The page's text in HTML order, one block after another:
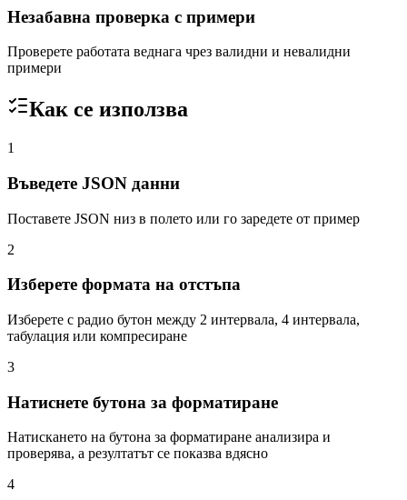
Незабавна проверка с примери
Проверете работата веднага чрез валидни и невалидни
примери
Как се използва
1
Въведете JSON данни
Поставете JSON низ в полето или го заредете от пример
2
Изберете формата на отстъпа
Изберете с радио бутон между 2 интервала, 4 интервала,
табулация или компресиране
3
Натиснете бутона за форматиране
Натискането на бутона за форматиране анализира и
проверява, а резултатът се показва вдясно
4